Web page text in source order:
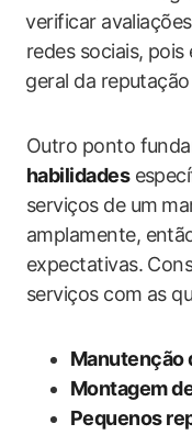
⁣verificar
redes sociais,
⁤geral da
Outro ponto
habilidades
serviços de um
amplamente,
expectativas.
serviços com as
Manutenção
Montagem
Pequenos